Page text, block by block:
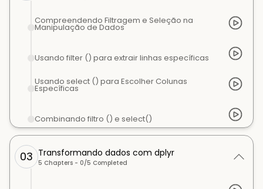
Compreendendo Filtragem e Seleção na
Manipulação de Dados
Usando filter () para extrair linhas específicas
Usando select () para Escolher Colunas
Específicas
Combinando filtro () e select()
03 Transformando dados com dplyr
5 Chapters - 0/5 Completed